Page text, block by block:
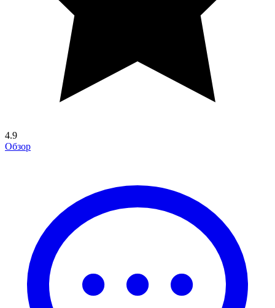
4.9
Обзор